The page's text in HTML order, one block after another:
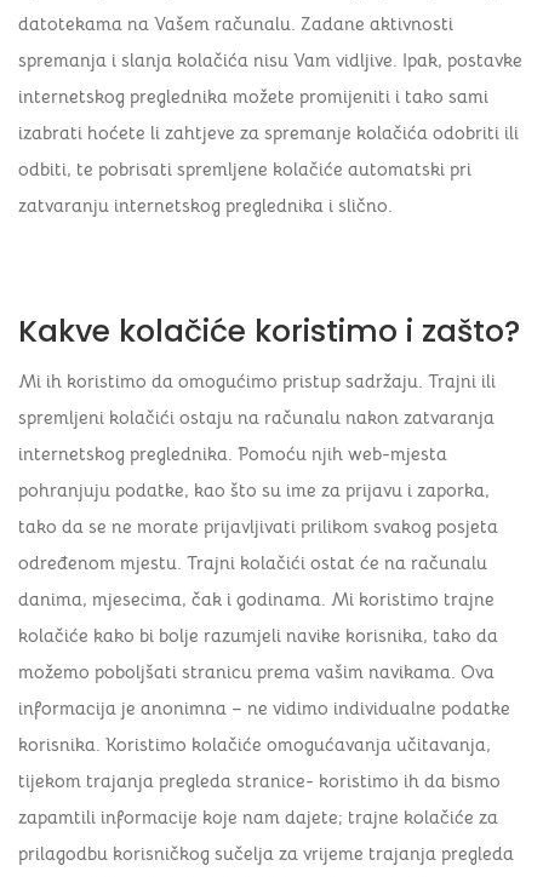
datotekama na Vašem računalu. Zadane aktivnosti
spremanja i slanja kolačića nisu Vam vidljive. Ipak, postavke
internetskog preglednika možete promijeniti i tako sami
izabrati hoćete li zahtjeve za spremanje kolačića odobriti ili
odbiti, te pobrisati spremljene kolačiće automatski pri
zatvaranju internetskog preglednika i slično.
Kakve kolačiće koristimo i zašto?
Mi ih koristimo da omogućimo pristup sadržaju. Trajni ili
spremljeni kolačići ostaju na računalu nakon zatvaranja
internetskog preglednika. Pomoću njih web-mjesta
pohranjuju podatke, kao što su ime za prijavu i zaporka,
tako da se ne morate prijavljivati prilikom svakog posjeta
određenom mjestu. Trajni kolačići ostat će na računalu
danima, mjesecima, čak i godinama. Mi koristimo trajne
kolačiće kako bi bolje razumjeli navike korisnika, tako da
možemo poboljšati stranicu prema vašim navikama. Ova
informacija je anonimna – ne vidimo individualne podatke
korisnika. Koristimo kolačiće omogućavanja učitavanja,
tijekom trajanja pregleda stranice- koristimo ih da bismo
zapamtili informacije koje nam dajete; trajne kolačiće za
prilagodbu korisničkog sučelja za vrijeme trajanja pregleda